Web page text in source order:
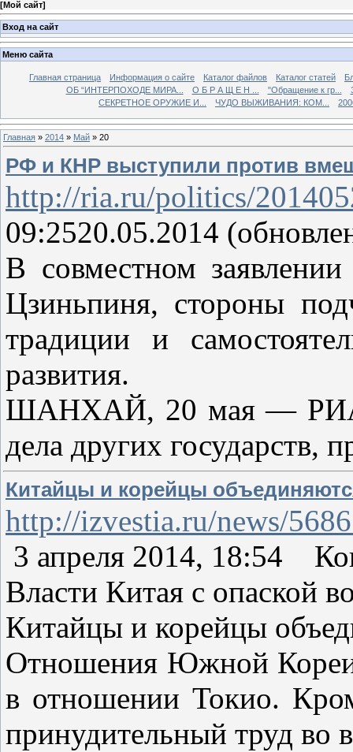
[Мой сайт]
Вход на сайт
Меню сайта
Главная страница Информация о сайте Каталог файлов Каталог статей
ОБ “ИНТЕРПОХОДЕ МИРА...
О Б Р А Щ Е Н ... "Обращение к гр...
СЕКРЕТНОЕ ОРУЖИЕ И...
ЧУДО ВЫЖИВАНИЯ: КОМ...
Главная » 2014 » Май » 20
РФ и КНР выступили против
http://ria.ru/politics/
09:2520.05.2014
В совместном
Цзиньпиня, стороны
традиции и
развития.
ШАНХАЙ, 20 мая — РИА
дела других государств,
Китайцы и корейцы
http://izvestia.ru/news/
3 апреля 2014, 18:54
Власти Китая с опаской
Китайцы и корейцы
Отношения Южной Кореи
в отношении Токио.
принудительный труд во